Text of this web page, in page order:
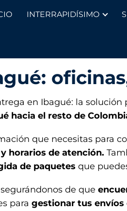
INTERRAPIDÍSIMO
en Ibagué: la solución
hacia el resto de
que necesitas para
horarios de atención.
de paquetes que
de que
para gestionar tus envíos